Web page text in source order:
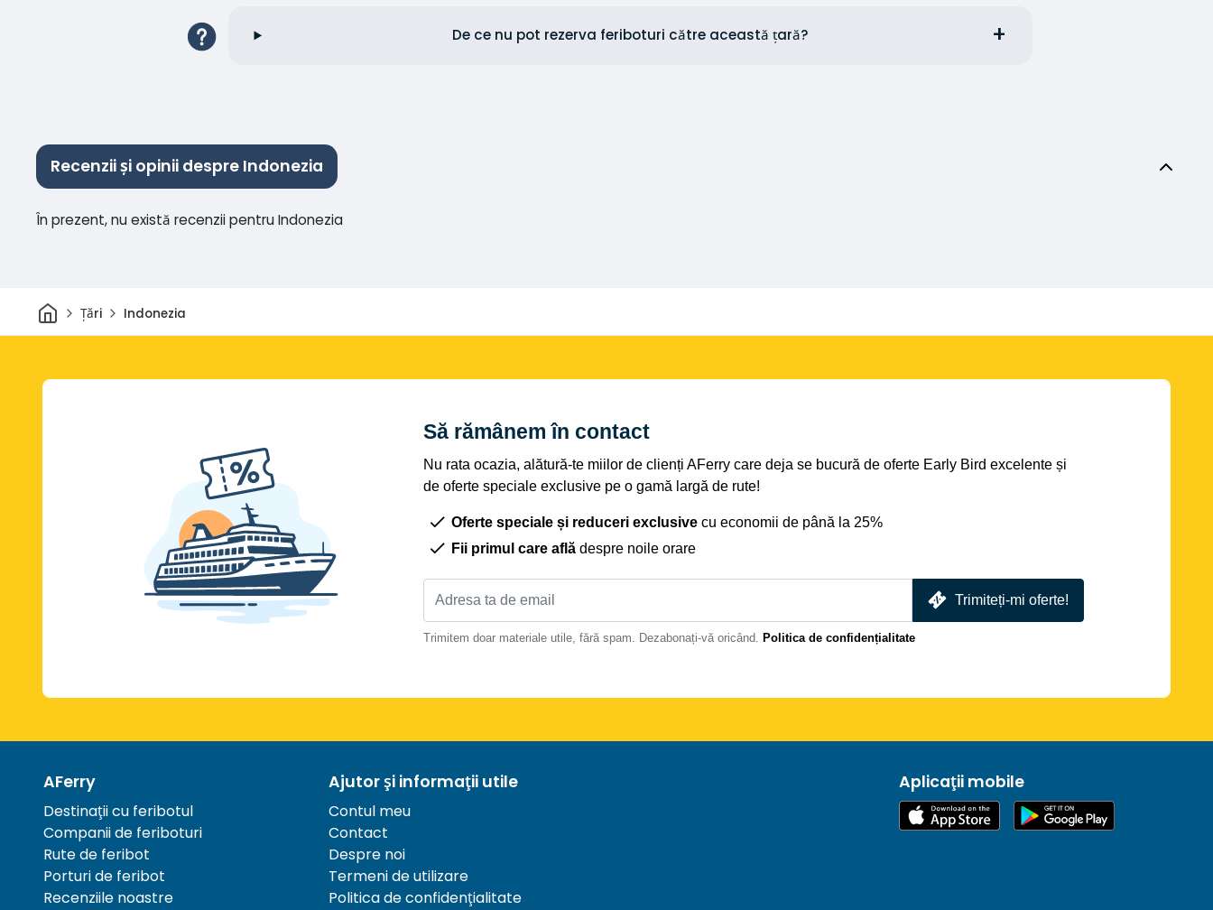
De ce nu pot rezerva feriboturi către această țară?
Recenzii și opinii despre Indonezia
În prezent, nu există recenzii pentru Indonezia
Acasă
Țări Indonezia
Să rămânem în contact
Nu rata ocazia, alătură-te miilor de clienți AFerry care deja se bucură de oferte Early Bird excelente și
de oferte speciale exclusive pe o gamă largă de rute!
Oferte speciale și reduceri exclusive cu economii de până la 25%
Fii primul care află despre noile orare
Trimiteți-mi oferte!
Trimitem doar materiale utile, fără spam. Dezabonați-vă oricând. Politica de confidențialitate
AFerry
Destinații cu feribotul
Companii de feriboturi
Rute de feribot
Porturi de feribot
Recenziile noastre
Ajutor și informații utile
Contul meu
Contact
Despre noi
Termeni de utilizare
Politica de confidențialitate
Aplicații mobile